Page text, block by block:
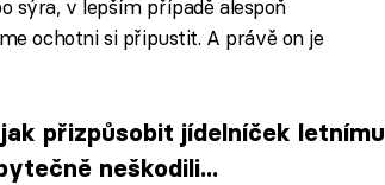
sýra, v lepším případě alespoň
ochotni si připustit. A právě on je
přizpůsobit jídelníček letnímu
neškodili...